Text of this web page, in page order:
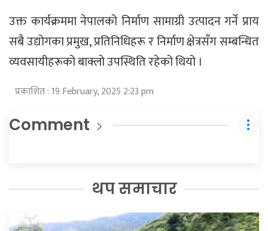
उक्त कार्यक्रममा नेपालको निर्माण सामाग्री उत्पादन गर्ने प्राय
सबै उद्योगका प्रमुख, प्रतिनिधिहरू र निर्माण क्षेत्रसँग सम्बन्धित
व्यवसायीहरूको बाक्लो उपस्थिति रहेको थियो ।
प्रकाशित : 19 February, 2025 2:23 pm
Comment
थप समाचार